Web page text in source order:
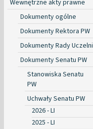
Wewnętrzne akty prawne
Dokumenty ogólne
Dokumenty Rektora PW
Dokumenty Rady Uczelni
Dokumenty Senatu PW
Stanowiska Senatu
PW
Uchwały Senatu PW
2026 - LI
2025 - LI